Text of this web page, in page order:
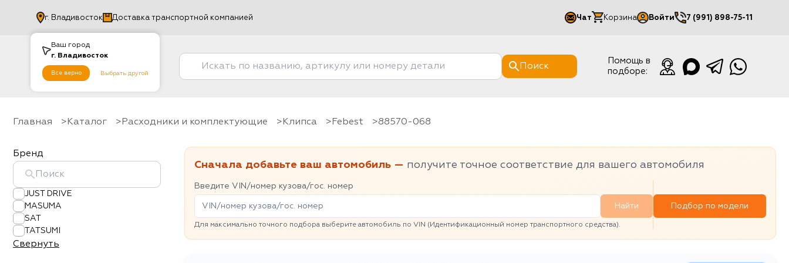
Ваш город
г. Владивосток
Все верно Выбрать другой
г. Владивосток Доставка транспортной компанией Чат Корзина Войти
Мой кабинет
7 (991) 898-75-11
Поиск
Помощь в
подборе:
Главная Каталог Расходники и комплектующие клипса Febest 88570-068
Бренд
JUST DRIVE
MASUMA
SAT
TATSUMI
Свернуть
Сначала добавьте ваш автомобиль — получите точное соответствие для вашего автомобиля
Введите VIN/номер кузова/гос. номер
Найти
Для максимально точного подбора выберите автомобиль по VIN (Идентификационный номер транспортного средства).
Подбор по модели